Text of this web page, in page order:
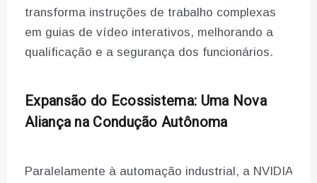
transforma instruções de trabalho complexas
em guias de vídeo interativos, melhorando a
qualificação e a segurança dos funcionários.
Expansão do Ecossistema: Uma Nova
Aliança na Condução Autônoma
Paralelamente à automação industrial, a NVIDIA